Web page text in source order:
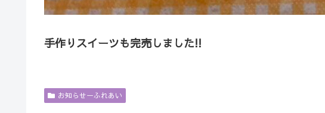
手作りスイーツも完売しました!!
お知らせーふれあい